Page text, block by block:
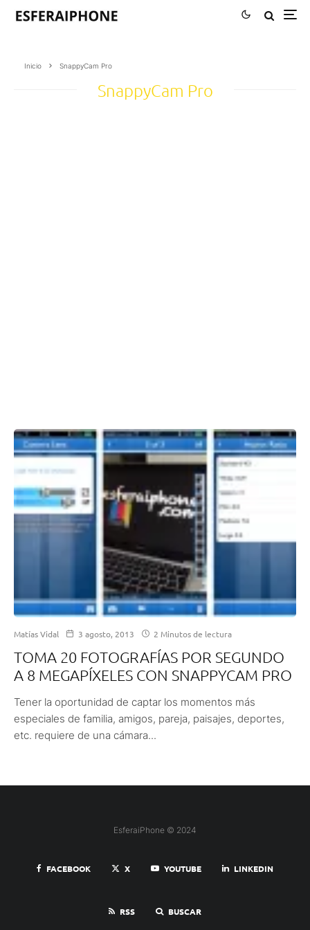
Inicio SnappyCam Pro
SnappyCam Pro
Matías Vidal 3 agosto, 2013 2 Minutos de lectura
TOMA 20 FOTOGRAFÍAS POR SEGUNDO
A 8 MEGAPÍXELES CON SNAPPYCAM PRO
Tener la oportunidad de captar los momentos más
especiales de familia, amigos, pareja, paisajes, deportes,
etc. requiere de una cámara...
EsferaiPhone © 2024
FACEBOOK X YOUTUBE LINKEDIN
RSS BUSCAR